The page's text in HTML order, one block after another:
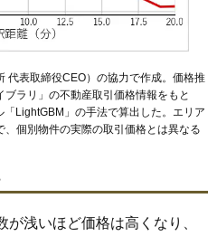
代表取締役CEO）の協力で作成。価格推
ブラリ 」の不動産取引価格情報をもと
LightGBM」の手法で算出した。エリア
個別物件の実際の取引価格とは異なる
浅いほど価格は高くなり、